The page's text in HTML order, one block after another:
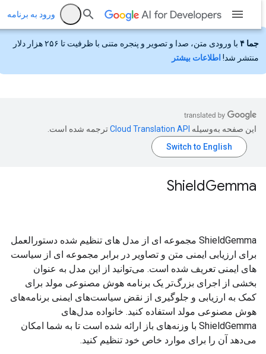
ورود به برنامه
جما ۴
با ورودی متن، صدا و تصویر و پنجره متنی با ظرفیت تا ۲۵۶ هزار دلار
منتشر شد!اطلاعات بیشتر
این صفحه به‌وسیله ترجمه شده است.
ShieldGemma
ShieldGemma مجموعه ای از مدل های تنظیم شده دستورالعمل
برای ارزیابی ایمنی متن و تصاویر در برابر مجموعه ای از سیاست
های ایمنی تعریف شده است. می‌توانید از این مدل به عنوان
بخشی از اجرای بزرگ‌تر یک برنامه هوش مصنوعی مولد برای
کمک به ارزیابی و جلوگیری از نقض سیاست‌های ایمنی برنامه‌های
هوش مصنوعی مولد استفاده کنید. خانواده مدل‌های
ShieldGemma با وزنه‌های باز ارائه شده است تا به شما امکان
می‌دهد آن را برای موارد خاص خود تنظیم کنید.